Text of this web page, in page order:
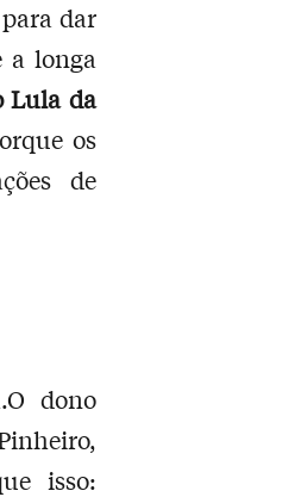
dar
a longa
Lula da
os
de
dono
isso: